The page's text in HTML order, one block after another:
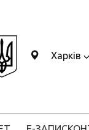
Харків